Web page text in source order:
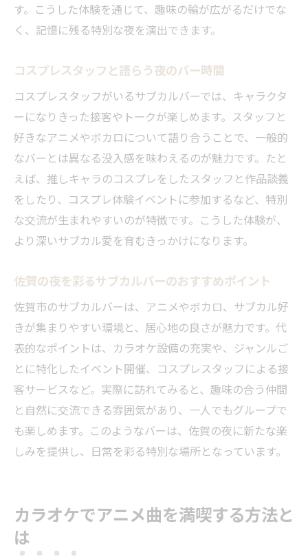
す。こうした体験を通じて、趣味の輪が広がるだけでな
く、記憶に残る特別な夜を演出できます。
コスプレスタッフと語らう夜のバー時間
コスプレスタッフがいるサブカルバーでは、キャラクタ
ーになりきった接客やトークが楽しめます。スタッフと
好きなアニメやボカロについて語り合うことで、一般的
なバーとは異なる没入感を味わえるのが魅力です。たと
えば、推しキャラのコスプレをしたスタッフと作品談義
をしたり、コスプレ体験イベントに参加するなど、特別
な交流が生まれやすいのが特徴です。こうした体験が、
より深いサブカル愛を育むきっかけになります。
佐賀の夜を彩るサブカルバーのおすすめポイント
佐賀市のサブカルバーは、アニメやボカロ、サブカル好
きが集まりやすい環境と、居心地の良さが魅力です。代
表的なポイントは、カラオケ設備の充実や、ジャンルご
とに特化したイベント開催、コスプレスタッフによる接
客サービスなど。実際に訪れてみると、趣味の合う仲間
と自然に交流できる雰囲気があり、一人でもグループで
も楽しめます。このようなバーは、佐賀の夜に新たな楽
しみを提供し、日常を彩る特別な場所となっています。
カラオケでアニメ曲を満喫する方法と
は